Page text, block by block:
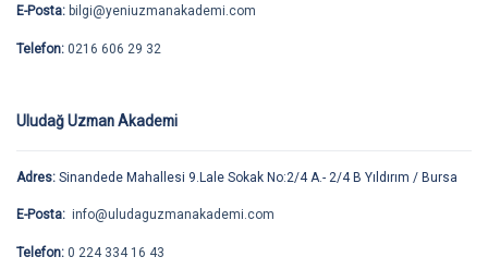
E-Posta: bilgi@yeniuzmanakademi.com
Telefon: 0216 606 29 32
Uludağ Uzman Akademi
Adres: Sinandede Mahallesi 9.Lale Sokak No:2/4 A.- 2/4 B Yıldırım / Bursa
E-Posta: info@uludaguzmanakademi.com
Telefon: 0 224 334 16 43